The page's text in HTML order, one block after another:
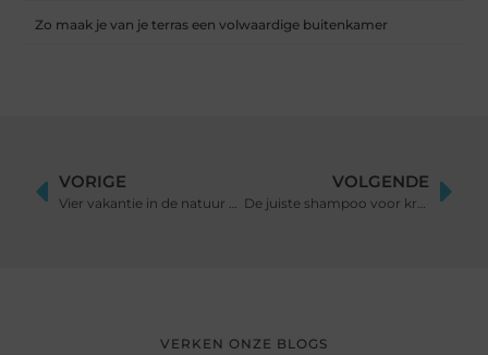
Zo maak je van je terras een volwaardige buitenkamer
VORIGE
Vier vakantie in de natuur door te verblijven op de Veluwe
VOLGENDE
De juiste shampoo voor krullend haar
VERKEN ONZE BLOGS